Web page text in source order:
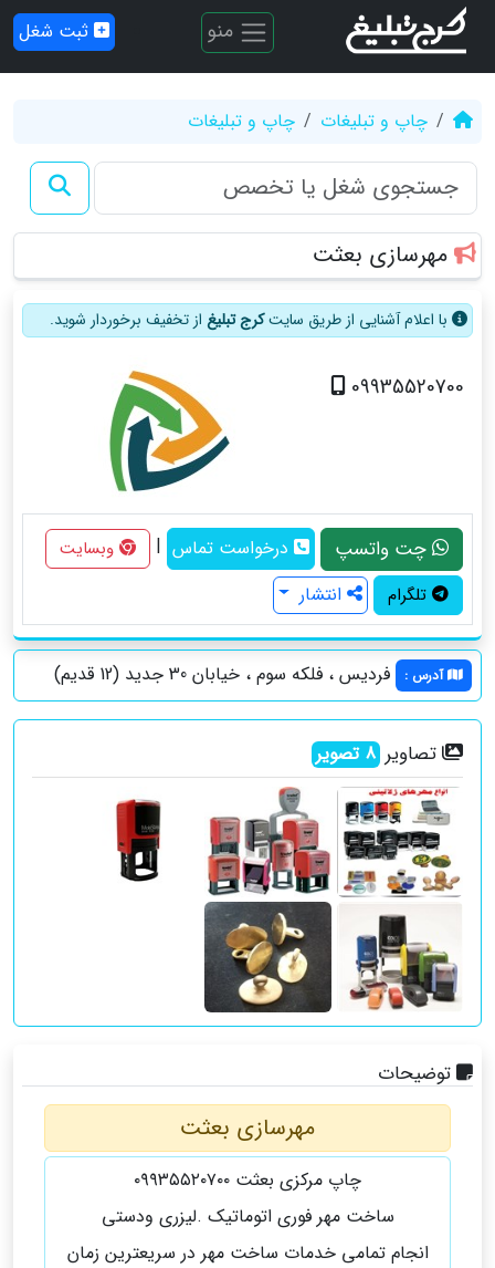
منو ثبت شغل
چاپ و تبلیغات چاپ و تبلیغات
مهرسازی بعثت
با اعلام آشنایی از طریق سایتکرج تبلیغ از تخفیف برخوردار شوید.
09935520700
چت واتسپ درخواست تماس |
وبسایت
تلگرام
انتشار
آدرس : فردیس ، فلکه سوم ، خیابان 30 جدید (12 قدیم)
تصاویر 8تصویر
توضیحات
مهرسازی بعثت
چاپ مرکزی بعثت ۰۹۹۳۵۵۲۰۷۰۰
ساخت مهر فوری اتوماتیک .لیزری ودستی
انجام تمامی خدمات ساخت مهر در سریعترین زمان